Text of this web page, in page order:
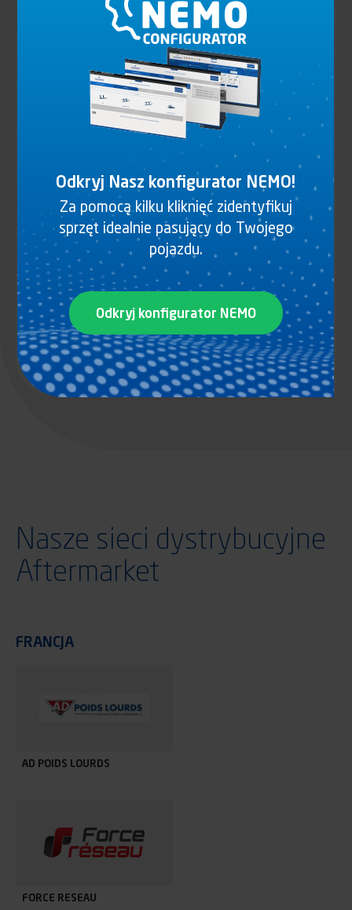
Via Carlo Marx n. 67
42124 REGGIO EMILIA
(+39) 0522 49 12 11
POMMIER POLSKA
ul. Dawidowska 8, Zgorzala
05-500, Piaseczno
POLSKA
Telefon
(+48) 22 330 60 60
POMMIER UK
Unit L, Key Industrial Park
Fernside Road
WV13 3YA, Wednesfield Wolverhampton
ENGLAND
Telefon(+44) 019 02 73 11 06
Nasze sieci dystrybucyjne
Aftermarket
FRANCJA
AD POIDS LOURDS
FORCE RESEAU
Odkryj Nasz konfigurator NEMO!
Za pomocą kilku kliknięć zidentyfikuj
sprzęt idealnie pasujący do Twojego
pojazdu.
Odkryj konfigurator NEMO